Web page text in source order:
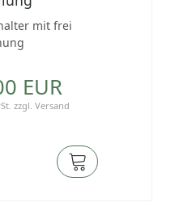
mit frei
EUR
zzgl. Versand